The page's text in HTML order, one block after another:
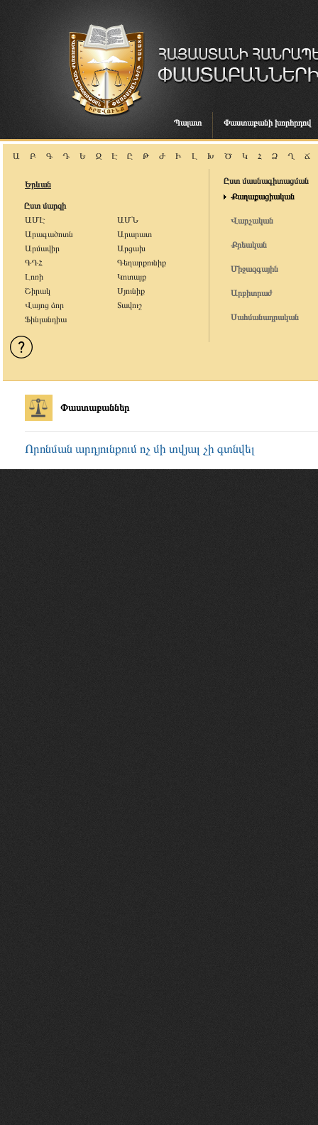
Պալատ Փաստաբանի խորհրդով
Ա Բ Գ Դ Ե Զ Է Ը Թ Ժ Ի Լ Խ Ծ Կ Հ Ձ Ղ Ճ
Երևան
Ըստ մարզի
ԱՄԷ
ԱՄՆ
Արագածոտն
Արարատ
Արմավիր
Արցախ
ԳԴՀ
Գեղարքունիք
Լոռի
Կոտայք
Շիրակ
Սյունիք
Վայոց ձոր
Տավուշ
Ֆինլանդիա
Ըստ մասնագիտացման
Քաղաքացիական
Վարչական
Քրեական
Միջազգային
Արբիտրաժ
Սահմանադրական
Փաստաբաններ
Որոնման արդյունքում ոչ մի տվյալ չի գտնվել